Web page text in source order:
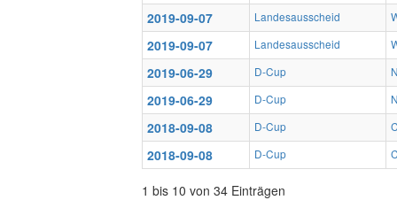
2019-09-07 Landesausscheid
2019-09-07 Landesausscheid
2019-06-29 D-Cup
2019-06-29 D-Cup
2018-09-08 D-Cup
2018-09-08 D-Cup
1 bis 10 von 34 Einträgen